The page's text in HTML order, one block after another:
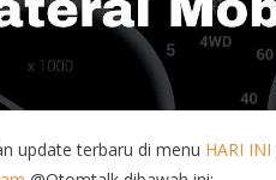
update terbaru di menu HARI INI